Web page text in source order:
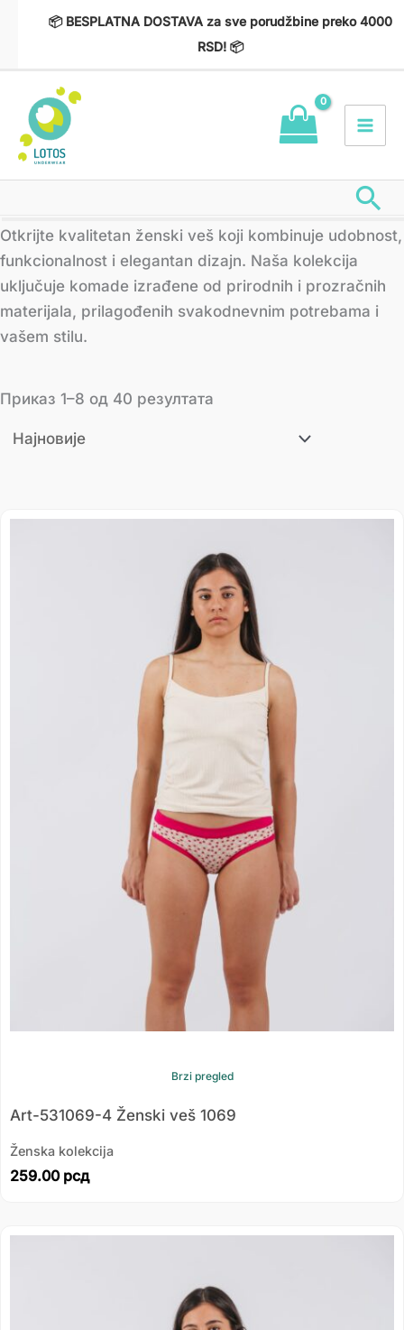
📦 BESPLATNA DOSTAVA za sve porudžbine preko 4000
RSD! 📦
Otkrijte kvalitetan ženski veš koji kombinuje udobnost,
funkcionalnost i elegantan dizajn. Naša kolekcija
uključuje komade izrađene od prirodnih i prozračnih
materijala, prilagođenih svakodnevnim potrebama i
vašem stilu.
Приказ 1–8 од 40 резултата
Сортирано
по
најновијем
Brzi pregled
Art-531069-4 Ženski veš 1069
Ženska kolekcija
259.00 рсд